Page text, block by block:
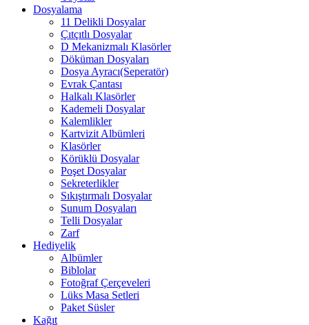
Dosyalama
11 Delikli Dosyalar
Çıtçıtlı Dosyalar
D Mekanizmalı Klasörler
Döküman Dosyaları
Dosya Ayracı(Seperatör)
Evrak Çantası
Halkalı Klasörler
Kademeli Dosyalar
Kalemlikler
Kartvizit Albümleri
Klasörler
Körüklü Dosyalar
Poşet Dosyalar
Sekreterlikler
Sıkıştırmalı Dosyalar
Sunum Dosyaları
Telli Dosyalar
Zarf
Hediyelik
Albümler
Biblolar
Fotoğraf Çerçeveleri
Lüks Masa Setleri
Paket Süsler
Kağıt